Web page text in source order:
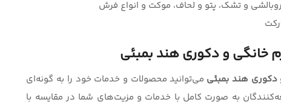
و تشک، پتو و لحاف، موکت و انواع فرش
خانگی و دکوری هند بمبئی
دکوری هند بمبئی می‌توانید محصولات و خدمات خود را به گونه‌ای
به صورت کامل با خدمات و مزیت‌های شما در مقایسه با